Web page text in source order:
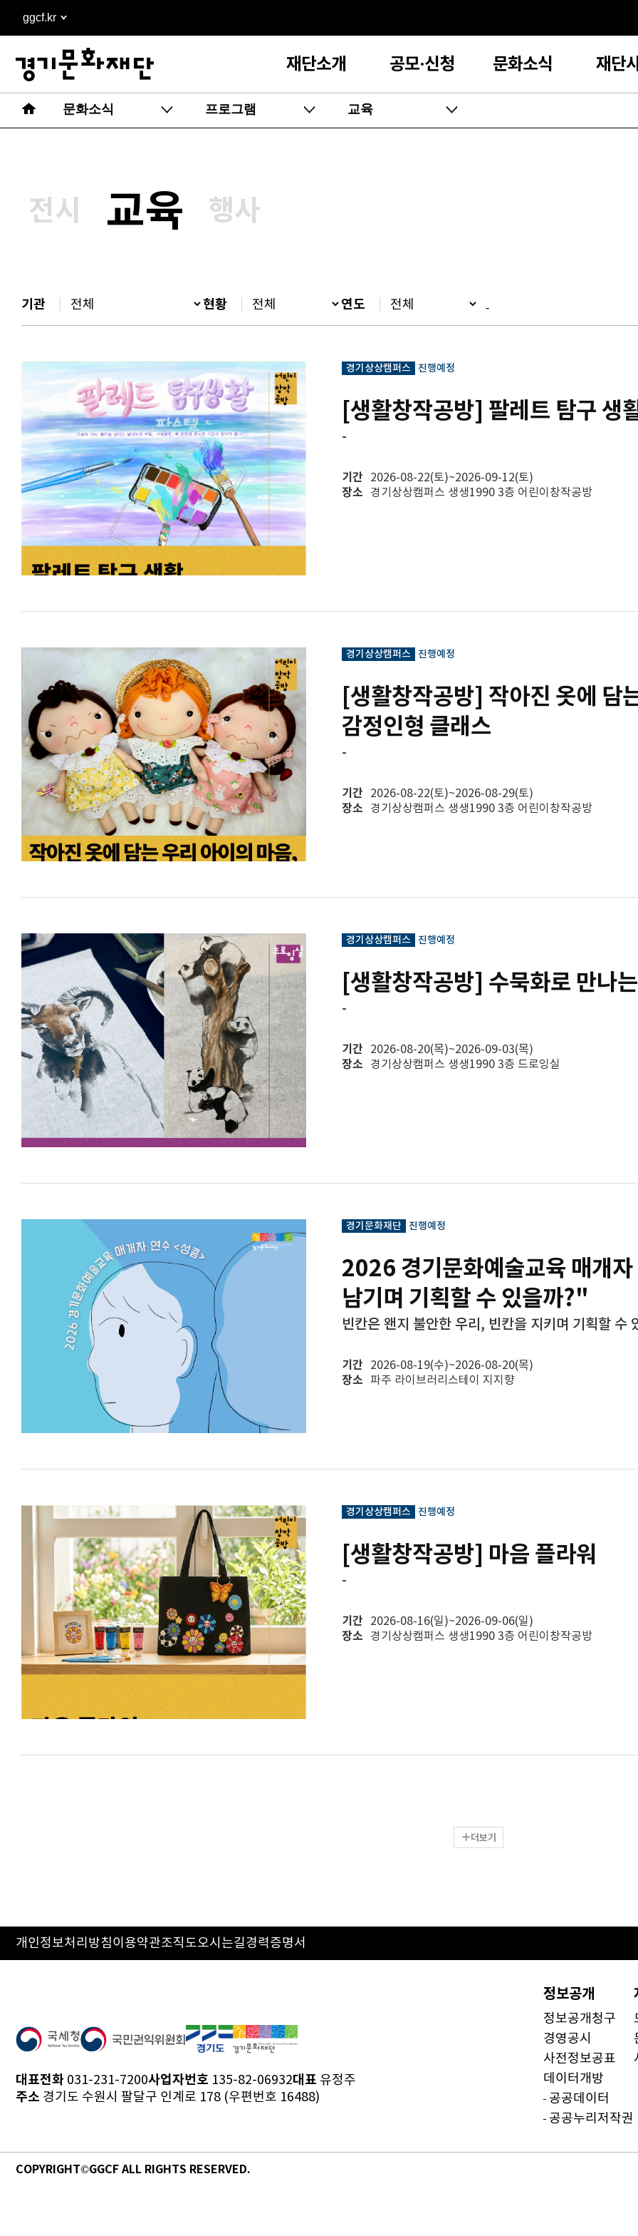
바로가기
ggcf.kr
재단소개 공모·신청 문화소식 재단
문화소식 프로그램 교육
전시 교육 행사
기관 현황 연도
경기상상캠퍼스 진행예정
[생활창작공방] 팔레트 탐구 생
-
기간 2026-08-22(토)~2026-09-12(토)
장소 경기상상캠퍼스 생생1990 3층 어린이창작공방
경기상상캠퍼스 진행예정
[생활창작공방] 작아진 옷에 담
감정인형 클래스
-
기간 2026-08-22(토)~2026-08-29(토)
장소 경기상상캠퍼스 생생1990 3층 어린이창작공방
경기상상캠퍼스 진행예정
[생활창작공방] 수묵화로 만나
-
기간 2026-08-20(목)~2026-09-03(목)
장소 경기상상캠퍼스 생생1990 3층 드로잉실
경기문화재단 진행예정
2026 경기문화예술교육 매개
남기며 기획할 수 있을까?"
빈칸은 왠지 불안한 우리, 빈칸을 지키며 기획할 수
기간 2026-08-19(수)~2026-08-20(목)
장소 파주 라이브러리스테이 지지향
경기상상캠퍼스 진행예정
[생활창작공방] 마음 플라워
-
기간 2026-08-16(일)~2026-09-06(일)
장소 경기상상캠퍼스 생생1990 3층 어린이창작공방
더보기
개인정보처리방침이용약관조직도오시는길경력증명서
대표전화 031-231-7200사업자번호 135-82-06932대표 유정주
주소 경기도 수원시 팔달구 인계로 178 (우편번호 16488)
정보공개
정보공개청구
경영공시
사전정보공표
데이터개방
공공데이터
공공누리저작권
COPYRIGHT©GGCF ALL RIGHTS RESERVED.